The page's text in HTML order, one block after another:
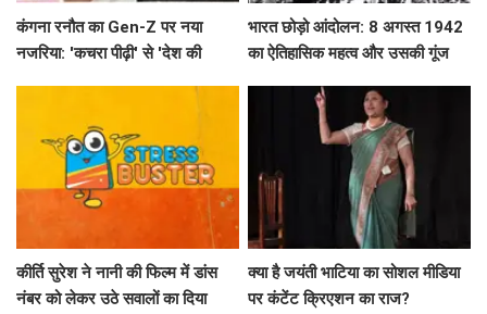
कंगना रनौत का Gen-Z पर नया
नजरिया: 'कचरा पीढ़ी' से 'देश की
भारत छोड़ो आंदोलन: 8 अगस्त 1942
का ऐतिहासिक महत्व और उसकी गूंज
कीर्ति सुरेश ने नानी की फिल्म में डांस
नंबर को लेकर उठे सवालों का दिया
क्या है जयंती भाटिया का सोशल मीडिया
पर कंटेंट क्रिएशन का राज?